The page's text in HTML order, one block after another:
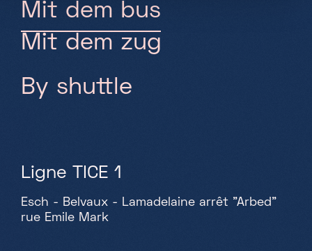
Mit dem bus
Mit dem zug
By shuttle
Ligne TICE 1
Esch - Belvaux - Lamadelaine arrêt "Arbed"
rue Emile Mark